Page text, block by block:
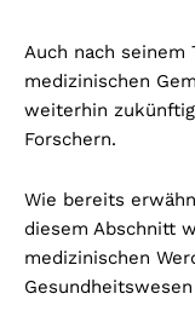
Auch nach
medizinischen
weiterhin
Forschern.
Wie bereits
diesem Abschnitt
medizinischen